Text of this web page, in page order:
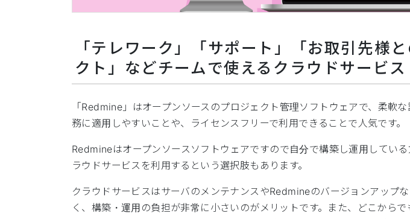
「テレワーク」「サポート」「お取引先様
クト」などチームで使えるクラウドサービス
「Redmine」はオープンソースのプロジェクト管理ソフトウェアで、柔軟
務に適用しやすいことや、ライセンスフリーで利用できることで人気です。
Redmineはオープンソースソフトウェアですので自分で構築し運用してい
ラウドサービスを利用するという選択肢もあります。
クラウドサービスはサーバのメンテナンスやRedmineのバージョンアップ
く、構築・運用の負担が非常に小さいのがメリットです。また、どこから